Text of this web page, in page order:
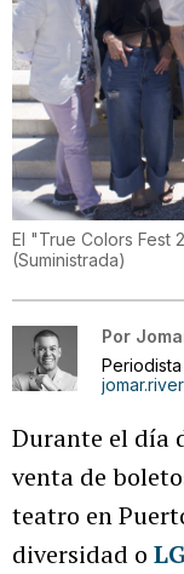
El "True Colors Fest
(Suministrada)
Por
Durante el día
venta de
teatro en
diversidad o